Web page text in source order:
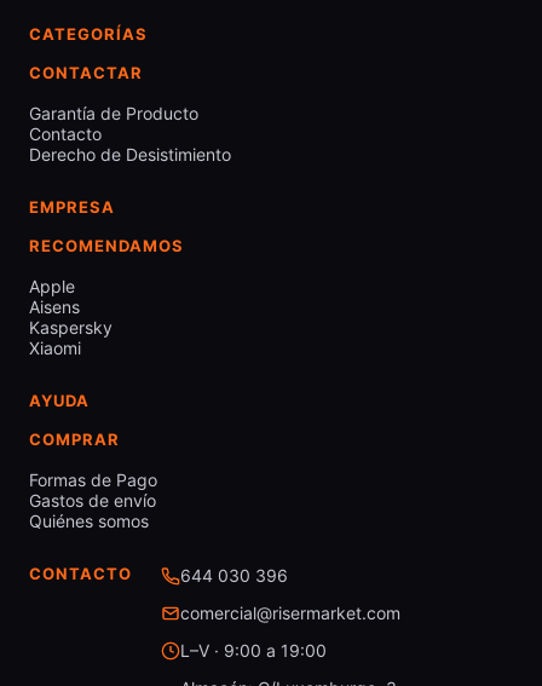
CATEGORÍAS
CONTACTAR
Garantía de Producto
Contacto
Derecho de Desistimiento
EMPRESA
RECOMENDAMOS
Apple
Aisens
Kaspersky
Xiaomi
AYUDA
COMPRAR
Formas de Pago
Gastos de envío
Quiénes somos
CONTACTO
644 030 396
comercial@risermarket.com
L–V · 9:00 a 19:00